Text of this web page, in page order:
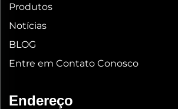
Produtos
Notícias
BLOG
Entre em Contato Conosco
Endereço